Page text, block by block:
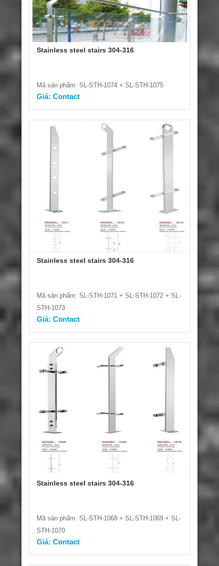
Stainless steel stairs 304-316
Mã sản phẩm: SL-STH-1074 + SL-STH-1075
Giá: Contact
Stainless steel stairs 304-316
Mã sản phẩm: SL-STH-1071 + SL-STH-1072 + SL-
STH-1073
Giá: Contact
Stainless steel stairs 304-316
Mã sản phẩm: SL-STH-1068 + SL-STH-1069 + SL-
STH-1070
Giá: Contact